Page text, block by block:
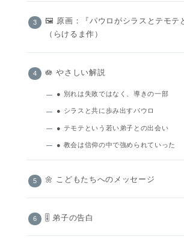
🖼️ 原画：『パウロがシラスとテモテ
（らけるま作）
🪷 やさしい解説
● 別れは失敗ではなく、導きの一部
● シラスと共に歩み出すパウロ
● テモテという若い弟子との出会い
● 教会は信仰の中で強められていった
🌼 こどもたちへのメッセージ
🎚️ 弟子の告白